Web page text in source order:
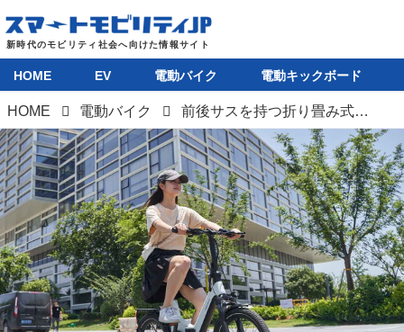
HOME EV 電動バイク 電動キックボード
HOME 電動バイク 前後サスを持つ折り畳み式電動アシスト自転車「EMOTORAD F046」がMakuakeに登場